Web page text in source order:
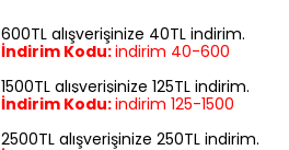
600TL alışverişinize 40TL indirim.
İndirim Kodu:indirim 40-600
1500TL alışverişinize 125TL indirim.
İndirim Kodu:indirim 125-1500
2500TL alışverişinize 250TL indirim.